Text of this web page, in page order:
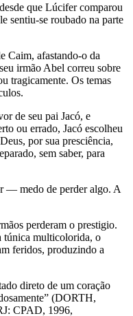
que Lúcifer comparou
sentiu-se roubado na parte
Caim, afastando-o da
irmão Abel correu sobre
tragicamente. Os temas
de seu pai Jacó, e
ou errado, Jacó escolheu
por sua presciência,
sem saber, para
— medo de perder algo. A
perderam o prestigio.
túnica multicolorida, o
feridos, produzindo a
direto de um coração
(DORTH,
CPAD, 1996,